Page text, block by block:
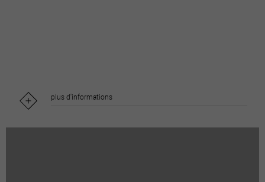
plus d'informations